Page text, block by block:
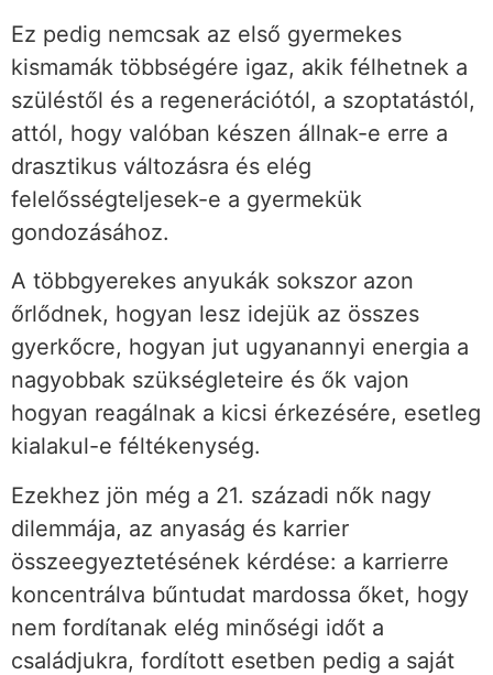
Ez pedig nemcsak az első gyermekes
kismamák többségére igaz, akik félhetnek a
szüléstől és a regenerációtól, a szoptatástól,
attól, hogy valóban készen állnak-e erre a
drasztikus változásra és elég
felelősségteljesek-e a gyermekük
gondozásához.
A többgyerekes anyukák sokszor azon
őrlődnek, hogyan lesz idejük az összes
gyerkőcre, hogyan jut ugyanannyi energia a
nagyobbak szükségleteire és ők vajon
hogyan reagálnak a kicsi érkezésére, esetleg
kialakul-e féltékenység.
Ezekhez jön még a 21. századi nők nagy
dilemmája, az anyaság és karrier
összeegyeztetésének kérdése: a karrierre
koncentrálva bűntudat mardossa őket, hogy
nem fordítanak elég minőségi időt a
családjukra, fordított esetben pedig a saját